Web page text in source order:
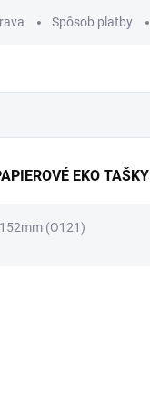
Spôsob platby
EKO TAŠKY
(O121)